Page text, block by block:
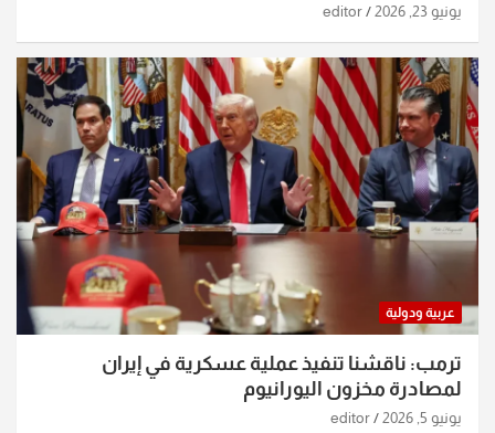
يونيو 23, 2026 editor
عربية ودولية
ترمب: ناقشنا تنفيذ عملية عسكرية في إيران
لمصادرة مخزون اليورانيوم
يونيو 5, 2026 editor